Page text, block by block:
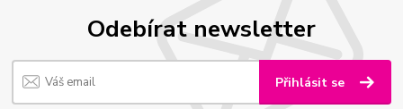
Odebírat newsletter
Přihlásit se